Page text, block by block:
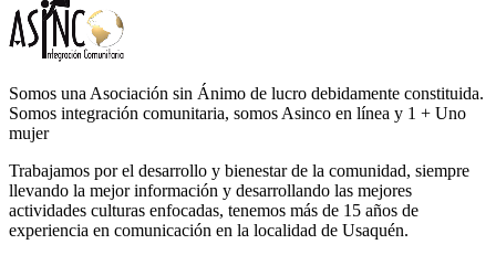
Somos una Asociación sin Ánimo de lucro debidamente constituida.
Somos integración comunitaria, somos Asinco en línea y 1 + Uno
mujer
Trabajamos por el desarrollo y bienestar de la comunidad, siempre
llevando la mejor información y desarrollando las mejores
actividades culturas enfocadas, tenemos más de 15 años de
experiencia en comunicación en la localidad de Usaquén.